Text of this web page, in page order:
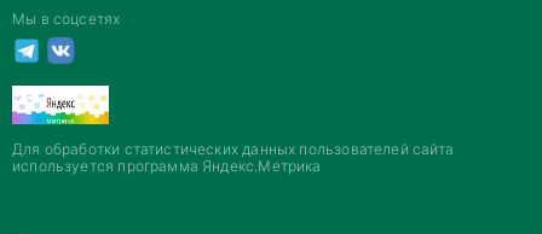
Мы в соцсетях
Для обработки статистических данных пользователей сайта
используется программа Яндекс.Метрика